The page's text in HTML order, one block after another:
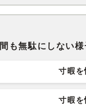
間も無駄にしない
寸暇を
寸暇を